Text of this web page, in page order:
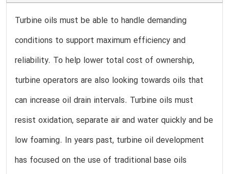
Turbine oils must be able to handle demanding
conditions to support maximum efficiency and
reliability. To help lower total cost of ownership,
turbine operators are also looking towards oils that
can increase oil drain intervals. Turbine oils must
resist oxidation, separate air and water quickly and be
low foaming. In years past, turbine oil development
has focused on the use of traditional base oils